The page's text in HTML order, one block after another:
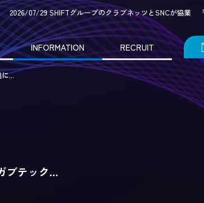
2026/07/29 SHIFTグループのクラブネッツとSNCが協業
INFORMATION RECRUIT
...
ブテック…